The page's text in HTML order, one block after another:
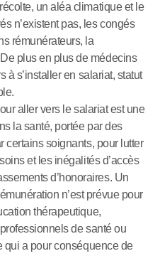
un aléa climatique et le
n’existent pas, les congés
rémunérateurs, la
plus en plus de médecins
à s’installer en salariat, statut
aller vers le salariat est une
la santé, portée par des
certains soignants, pour lutter
et les inégalités d’accès
d’honoraires. Un
n’est prévue pour
thérapeutique,
de santé ou
qui a pour conséquence de